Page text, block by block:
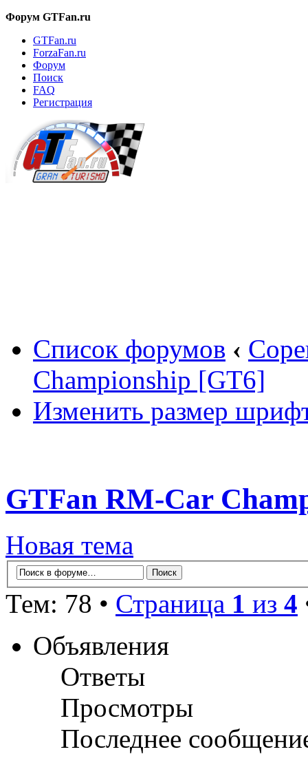
Форум GTFan.ru
GTFan.ru
ForzaFan.ru
Форум
Поиск
FAQ
Регистрация
Список форумов ‹
Championship [GT6]
Изменить размер
GTFan RM-Car
Новая тема
Тем: 78 • Страница 1 из 4
Объявления
Ответы
Просмотры
Последнее